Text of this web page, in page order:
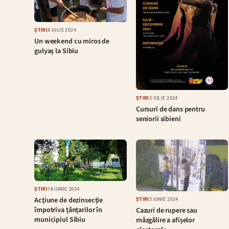
ȘTIRI8 IULIE 2024
Un weekend cu miros de
gulyaș la Sibiu
ȘTIRI 3 IULIE 2024
Cursuri de dans pentru
seniorii sibieni
ȘTIRI18 IUNIE 2024
Acțiune de dezinsecție
împotriva țânțarilor în
municipiul Sibiu
ȘTIRI 5 IUNIE 2024
Cazuri de rupere sau
mâzgălire a afișelor